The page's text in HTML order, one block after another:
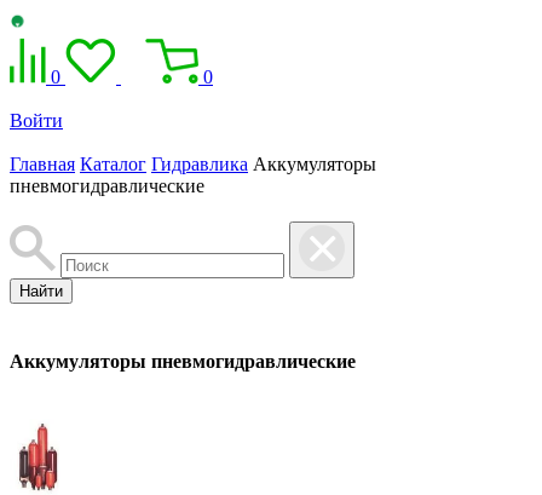
0 0
Войти
Главная Каталог Гидравлика Аккумуляторы
пневмогидравлические
Найти
Аккумуляторы пневмогидравлические